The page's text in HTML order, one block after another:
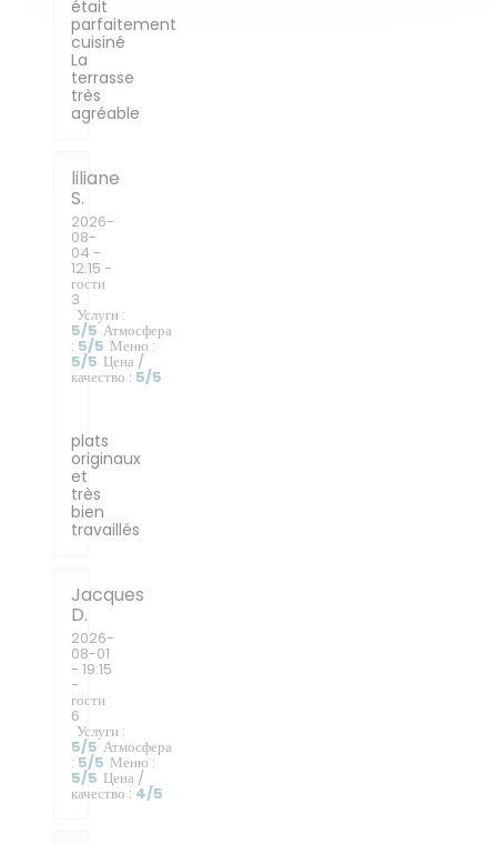
était
parfaitement
cuisiné
La
terrasse
très
agréable
liliane
S
2026-
08-
04 -
12:15 -
гости
3
Услуги :
5/5 Атмосфера
: 5/5 Меню :
5/5 Цена /
качество : 5/5
plats
originaux
et
très
bien
travaillés
Jacques
D
2026-
08-01
- 19:15
-
гости
6
Услуги :
5/5 Атмосфера
: 5/5 Меню :
5/5 Цена /
качество : 4/5